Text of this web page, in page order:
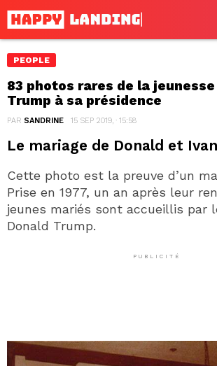
PEOPLE
83 photos rares de la
Trump à sa présidence
PAR SANDRINE 15 SEP 2019, · 15:58
Le mariage de Donald et
Cette photo est la preuve d’un
Prise en 1977, un an après leur
jeunes mariés sont accueillis par
Donald Trump.
PUBLICITÉ